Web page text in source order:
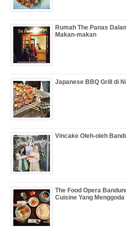
Rumah The Panas
Makan-makan
Japanese BBQ Grill di
Vincake Oleh-oleh
The Food Opera
Cuisine Yang Menggoda